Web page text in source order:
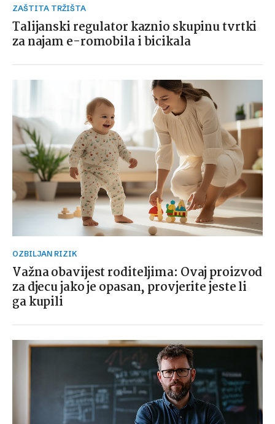
ZAŠTITA TRŽIŠTA
Talijanski regulator kaznio skupinu tvrtki
za najam e-romobila i bicikala
OZBILJAN RIZIK
Važna obavijest roditeljima: Ovaj proizvod
za djecu jako je opasan, provjerite jeste li
ga kupili